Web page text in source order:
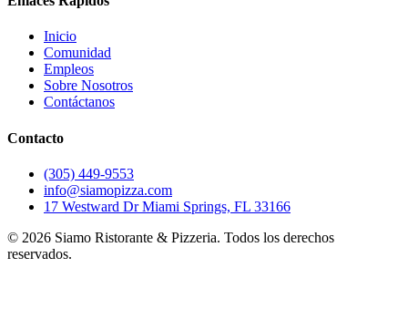
Inicio
Comunidad
Empleos
Sobre Nosotros
Contáctanos
Contacto
(305) 449-9553
info@siamopizza.com
17 Westward Dr Miami Springs, FL 33166
© 2026 Siamo Ristorante & Pizzeria. Todos los derechos
reservados.